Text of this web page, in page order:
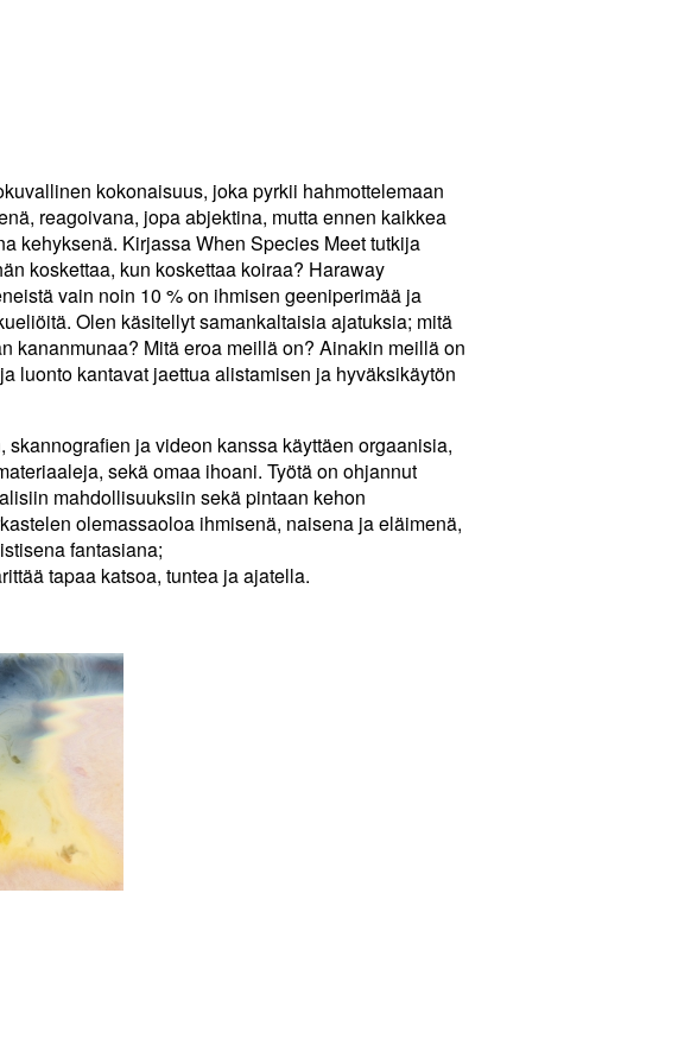
kokonaisuus, joka pyrkii hahmottelemaan
reagoivana, jopa abjektina, mutta ennen kaikkea
kehyksenä. Kirjassa When Species Meet tutkija
koskettaa, kun koskettaa koiraa? Haraway
vain noin 10 % on ihmisen geeniperimää ja
Olen käsitellyt samankaltaisia ajatuksia; mitä
kananmunaa? Mitä eroa meillä on? Ainakin meillä on
luonto kantavat jaettua alistamisen ja hyväksikäytön
ja videon kanssa käyttäen orgaanisia,
sekä omaa ihoani. Työtä on ohjannut
mahdollisuuksiin sekä pintaan kehon
olemassaoloa ihmisenä, naisena ja eläimenä,
fantasiana;
tapaa katsoa, tuntea ja ajatella.